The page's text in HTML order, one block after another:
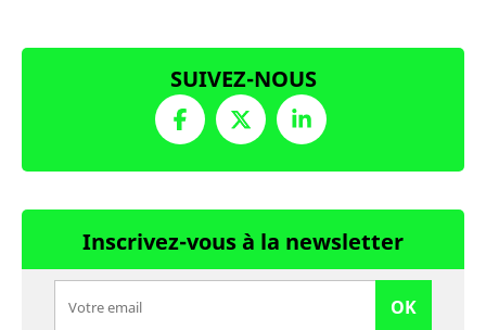
SUIVEZ-NOUS
Inscrivez-vous à la newsletter
OK